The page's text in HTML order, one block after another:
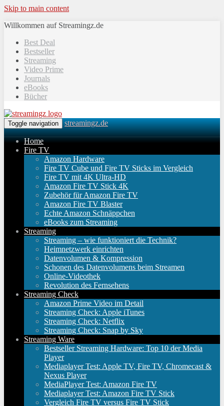
Skip to main content
Willkommen auf Streamingz.de
Best Deal
Bestseller
Streaming
Video Prime
Journals
eBooks
Bücher
Toggle navigation streamingz.de
Home
Fire TV
Amazon Hardware
Fire TV Cube und Fire TV Sticks im Vergleich
Fire TV mit 4K Ultra-HD
Amazon Fire TV Stick 4K
Zubehör für Amazon Fire TV
Amazon Fire TV Blaster
Echte Amazon Schnäppchen
eBooks zum Streaming
Streaming
Streaming – wie funktioniert die Technik?
Heimnetzwerk einrichten
Datenvolumen & Kompression
Schonen des Datenvolumens beim Streamen
Online-Videothek
Revolution des Fernsehens
Streaming Check
Amazon Prime Video im Detail
Streaming Check: Apple iTunes
Streaming Check: Netflix
Streaming Check: Snap by Sky
Streaming Ware
Bestseller Streaming Hardware: Top 10 der Media
Player
Mediaplayer Test: Apple TV, Fire TV, Chromecast &
Nexus Player
MediaPlayer Test: Amazon Fire TV
Mediaplayer Test: Amazon Fire TV Stick
Vergleich Fire TV versus Fire TV Stick